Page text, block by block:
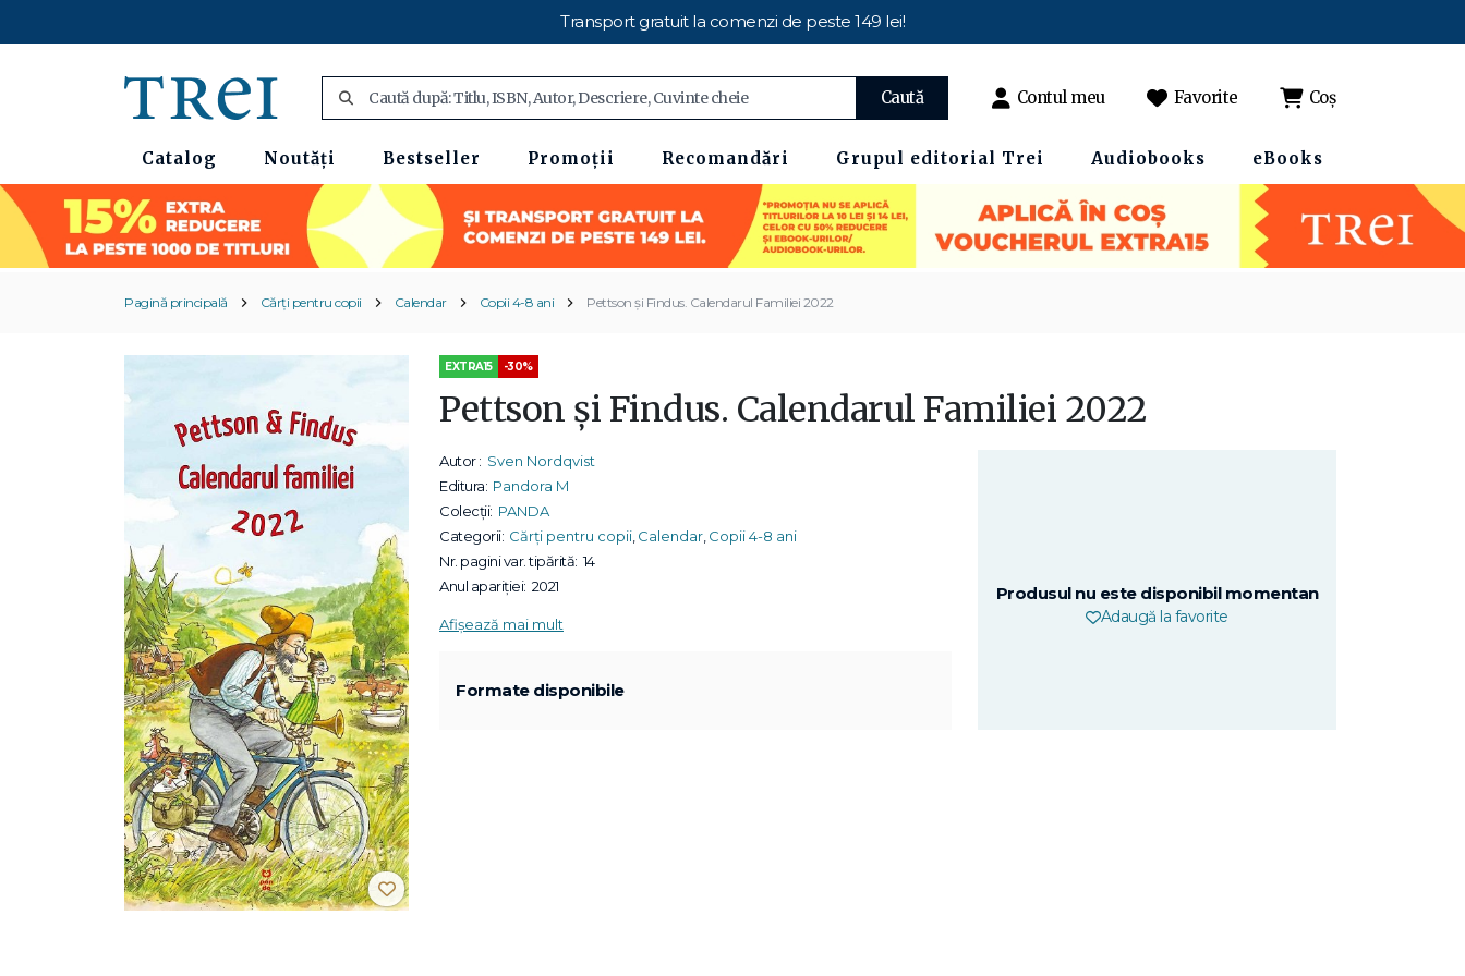
Transport gratuit la comenzi de peste 149 lei!
Caută Contul meu Favorite Coș
Catalog Noutăți Bestseller Promoții Recomandări Grupul editorial Trei Audiobooks eBooks
Pagină principală Cărți pentru copii Calendar Copii 4-8 ani Pettson și Findus. Calendarul Familiei 2022
EXTRA15 -30%
Pettson și Findus. Calendarul Familiei 2022
Autor : Sven Nordqvist
Editura: Pandora M
Colecții: PANDA
Categorii: Cărți pentru copii Calendar Copii 4-8 ani
Nr. pagini var. tipărită: 14
Anul apariției: 2021
Afișează mai mult
Formate disponibile
Produsul nu este disponibil momentan
Adaugă la favorite